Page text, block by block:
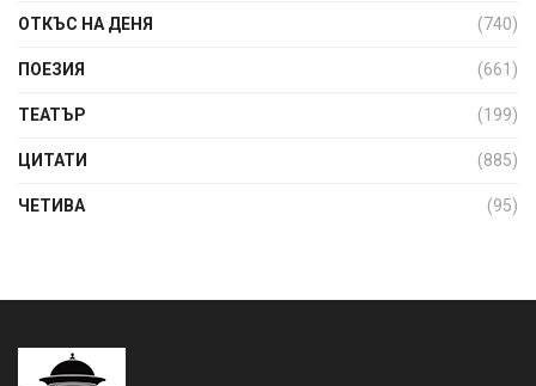
ОТКЪС НА ДЕНЯ (740)
ПОЕЗИЯ (661)
ТЕАТЪР (199)
ЦИТАТИ (885)
ЧЕТИВА (95)